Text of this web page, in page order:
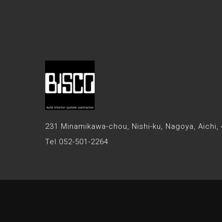
231 Minamikawa-chou, Nishi-ku, Nagoya, Aichi,
Tel.052-501-2264